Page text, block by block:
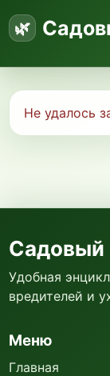
Не удалось
Садовый
Удобная
вредителей и
Меню
Главная